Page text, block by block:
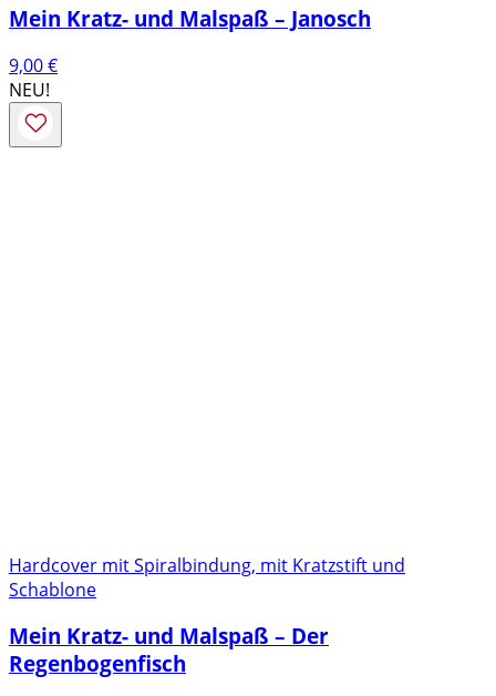
Mein Kratz- und Malspaß – Janosch
9,00€
NEU!
Hardcover mit Spiralbindung, mit Kratzstift und
Schablone
Mein Kratz- und Malspaß – Der
Regenbogenfisch